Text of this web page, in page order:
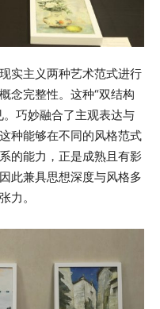
实主义两种艺术范式进行
念完整性。这种“双结构
巧妙融合了主观表达与
种能够在不同的风格范式
的能力，正是成熟且有影
此兼具思想深度与风格多
力。